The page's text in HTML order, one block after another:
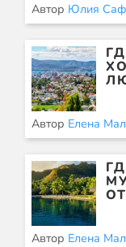
Автор Юлия Саф
Автор Елена
Автор Елена